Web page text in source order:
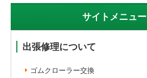
サイトメニュー
出張修理について
ゴムクローラー交換